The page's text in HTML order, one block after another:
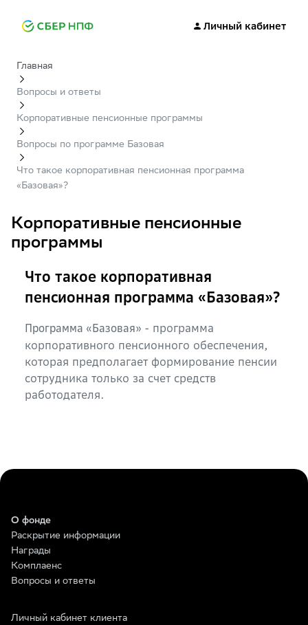
Личный кабинет
Главная
Вопросы и ответы
Корпоративные пенсионные программы
Вопросы по программе Базовая
Что такое корпоративная пенсионная программа
«Базовая»?
Корпоративные пенсионные
программы
Что такое корпоративная
пенсионная программа «Базовая»?
Программа «Базовая» - программа
корпоративного пенсионного обеспечения,
которая предполагает формирование пенсии
сотрудника только за счет средств
работодателя.
О фонде
Раскрытие информации
Награды
Комплаенс
Вопросы и ответы
Личный кабинет клиента